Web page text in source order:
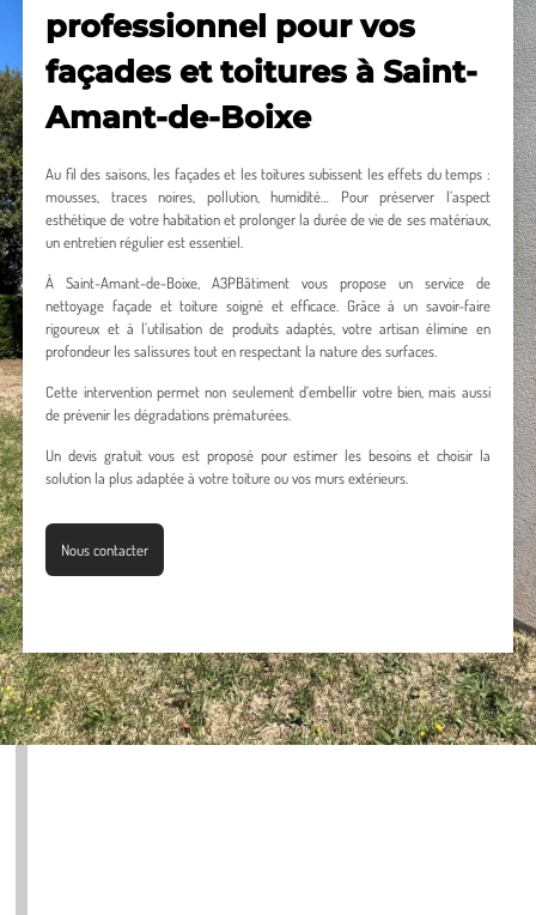
professionnel pour vos
façades et toitures à Saint-
Amant-de-Boixe
Au fil des saisons, les façades et les toitures subissent les effets du temps :
mousses, traces noires, pollution, humidité… Pour préserver l’aspect
esthétique de votre habitation et prolonger la durée de vie de ses matériaux,
un entretien régulier est essentiel.
À Saint-Amant-de-Boixe, A3PBâtiment vous propose un service de
nettoyage façade et toiture soigné et efficace. Grâce à un savoir-faire
rigoureux et à l’utilisation de produits adaptés, votre artisan élimine en
profondeur les salissures tout en respectant la nature des surfaces.
Cette intervention permet non seulement d’embellir votre bien, mais aussi
de prévenir les dégradations prématurées.
Un devis gratuit vous est proposé pour estimer les besoins et choisir la
solution la plus adaptée à votre toiture ou vos murs extérieurs.
Nous contacter